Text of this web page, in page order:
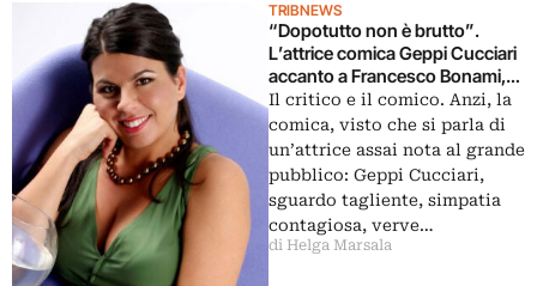
TRIBNEWS
“Dopotutto non è brutto”.
L’attrice comica Geppi Cucciari
accanto a Francesco Bonami,
alla guida di una nuova
trasmissione Rai sulla cultura.
Un Grand Tour alla scoperta
dell’Italia
Il critico e il comico. Anzi, la
comica, visto che si parla di
un’attrice assai nota al grande
pubblico: Geppi Cucciari,
sguardo tagliente, simpatia
contagiosa, verve…
di Helga Marsala